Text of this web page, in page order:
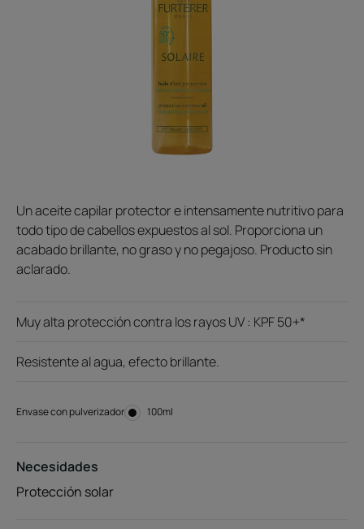
Un aceite capilar protector e intensamente nutritivo para
todo tipo de cabellos expuestos al sol. Proporciona un
acabado brillante, no graso y no pegajoso. Producto sin
aclarado.
Muy alta protección contra los rayos UV : KPF 50+*
Resistente al agua, efecto brillante.
Envase con pulverizador
Envase
100ml
Necesidades
Protección solar